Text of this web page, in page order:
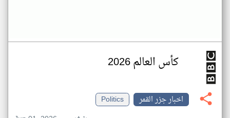
كأس العالم 2026
اخبار جزر القمر
Politics